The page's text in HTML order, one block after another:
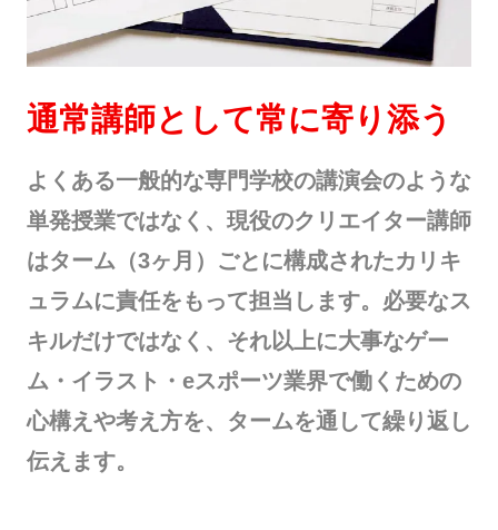
通常講師として常に寄り添う
よくある一般的な専門学校の講演会のような
単発授業ではなく、現役のクリエイター講師
はターム（3ヶ月）ごとに構成されたカリキ
ュラムに責任をもって担当します。必要なス
キルだけではなく、それ以上に大事なゲー
ム・イラスト・eスポーツ業界で働くための
心構えや考え方を、タームを通して繰り返し
伝えます。